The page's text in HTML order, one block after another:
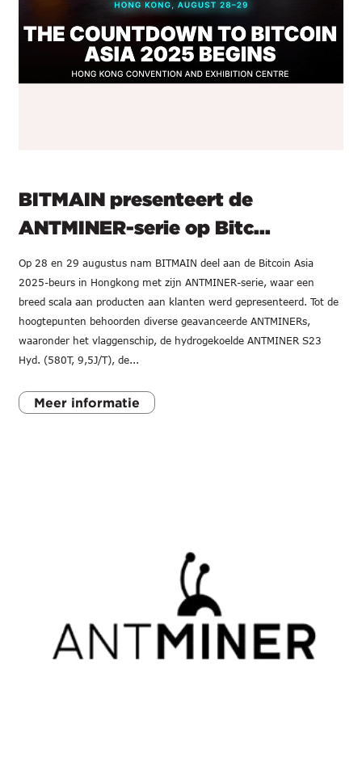
BITMAIN presenteert de
ANTMINER-serie op Bitc...
Op 28 en 29 augustus nam BITMAIN deel aan de Bitcoin Asia
2025-beurs in Hongkong met zijn ANTMINER-serie, waar een
breed scala aan producten aan klanten werd gepresenteerd. Tot de
hoogtepunten behoorden diverse geavanceerde ANTMINERs,
waaronder het vlaggenschip, de hydrogekoelde ANTMINER S23
Hyd. (580T, 9,5J/T), de...
Meer informatie